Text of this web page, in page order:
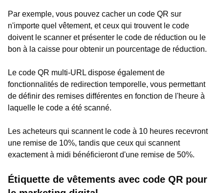
Par exemple, vous pouvez cacher un code QR sur
n'importe quel vêtement, et ceux qui trouvent le code
doivent le scanner et présenter le code de réduction ou le
bon à la caisse pour obtenir un pourcentage de réduction.
Le code QR multi-URL dispose également de
fonctionnalités de redirection temporelle, vous permettant
de définir des remises différentes en fonction de l'heure à
laquelle le code a été scanné.
Les acheteurs qui scannent le code à 10 heures recevront
une remise de 10%, tandis que ceux qui scannent
exactement à midi bénéficieront d'une remise de 50%.
Étiquette de vêtements avec code QR pour